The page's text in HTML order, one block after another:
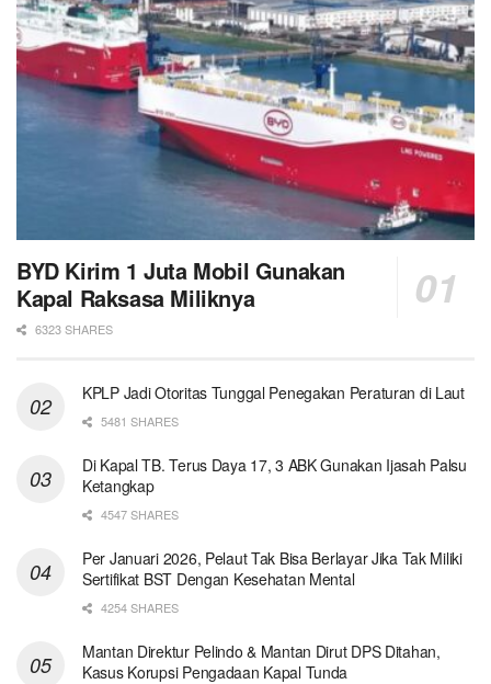
BYD Kirim 1 Juta Mobil Gunakan
Kapal Raksasa Miliknya
6323 SHARES
KPLP Jadi Otoritas Tunggal Penegakan Peraturan di Laut
5481 SHARES
Di Kapal TB. Terus Daya 17, 3 ABK Gunakan Ijasah Palsu
Ketangkap
4547 SHARES
Per Januari 2026, Pelaut Tak Bisa Berlayar Jika Tak Miliki
Sertifikat BST Dengan Kesehatan Mental
4254 SHARES
Mantan Direktur Pelindo & Mantan Dirut DPS Ditahan,
Kasus Korupsi Pengadaan Kapal Tunda